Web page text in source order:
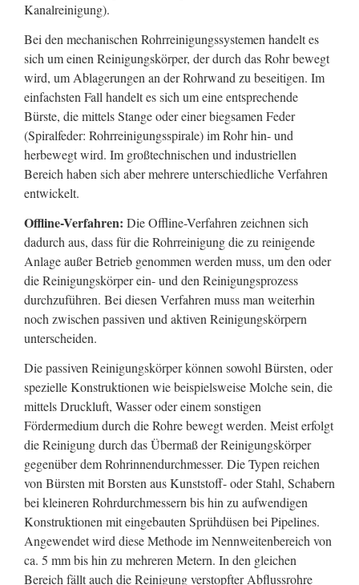
Kanalreinigung).
Bei den mechanischen Rohrreinigungssystemen handelt es
sich um einen Reinigungskörper, der durch das Rohr bewegt
wird, um Ablagerungen an der Rohrwand zu beseitigen. Im
einfachsten Fall handelt es sich um eine entsprechende
Bürste, die mittels Stange oder einer biegsamen Feder
(Spiralfeder: Rohrreinigungsspirale) im Rohr hin- und
herbewegt wird. Im großtechnischen und industriellen
Bereich haben sich aber mehrere unterschiedliche Verfahren
entwickelt.
Offline-Verfahren: Die Offline-Verfahren zeichnen sich
dadurch aus, dass für die Rohrreinigung die zu reinigende
Anlage außer Betrieb genommen werden muss, um den oder
die Reinigungskörper ein- und den Reinigungsprozess
durchzuführen. Bei diesen Verfahren muss man weiterhin
noch zwischen passiven und aktiven Reinigungskörpern
unterscheiden.
Die passiven Reinigungskörper können sowohl Bürsten, oder
spezielle Konstruktionen wie beispielsweise Molche sein, die
mittels Druckluft, Wasser oder einem sonstigen
Fördermedium durch die Rohre bewegt werden. Meist erfolgt
die Reinigung durch das Übermaß der Reinigungskörper
gegenüber dem Rohrinnendurchmesser. Die Typen reichen
von Bürsten mit Borsten aus Kunststoff- oder Stahl, Schabern
bei kleineren Rohrdurchmessern bis hin zu aufwendigen
Konstruktionen mit eingebauten Sprühdüsen bei Pipelines.
Angewendet wird diese Methode im Nennweitenbereich von
ca. 5 mm bis hin zu mehreren Metern. In den gleichen
Bereich fällt auch die Reinigung verstopfter Abflussrohre